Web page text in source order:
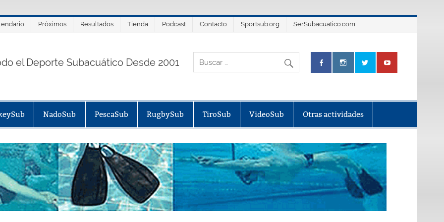
Próximos Resultados Tienda Podcast Contacto Sportsub.org SerSubacuatico.com
el Deporte Subacuático Desde 2001
NadoSub PescaSub RugbySub TiroSub VideoSub Otras actividades